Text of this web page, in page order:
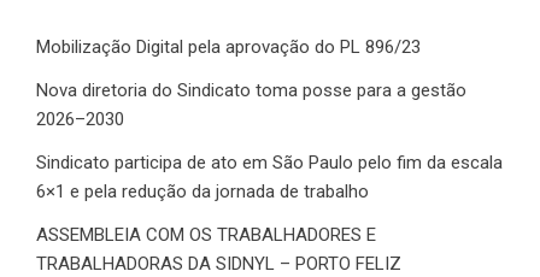
Mobilização Digital pela aprovação do PL 896/23
Nova diretoria do Sindicato toma posse para a gestão
2026–2030
Sindicato participa de ato em São Paulo pelo fim da escala
6×1 e pela redução da jornada de trabalho
ASSEMBLEIA COM OS TRABALHADORES E
TRABALHADORAS DA SIDNYL – PORTO FELIZ